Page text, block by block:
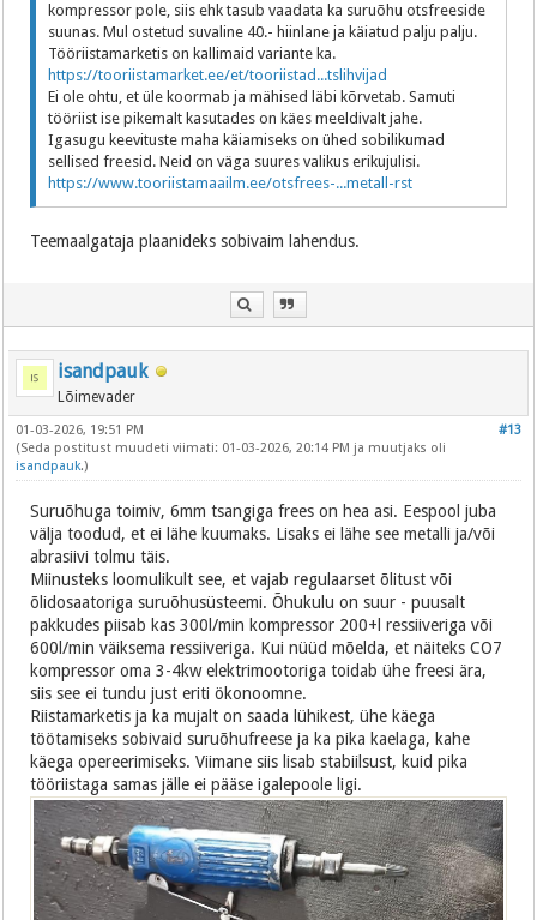
kompressor pole, siis ehk tasub vaadata ka suruõhu otsfreeside
suunas. Mul ostetud suvaline 40.- hiinlane ja käiatud palju palju.
Tööriistamarketis on kallimaid variante ka.
https://tooriistamarket.ee/et/tooriistad...tslihvijad
Ei ole ohtu, et üle koormab ja mähised läbi kõrvetab. Samuti
tööriist ise pikemalt kasutades on käes meeldivalt jahe.
Igasugu keevituste maha käiamiseks on ühed sobilikumad
sellised freesid. Neid on väga suures valikus erikujulisi.
https://www.tooriistamaailm.ee/otsfrees-...metall-rst
Teemaalgataja plaanideks sobivaim lahendus.
isandpauk
Lõimevader
#13
01-03-2026, 19:51 PM
(Seda postitust muudeti viimati: 01-03-2026, 20:14 PM ja muutjaks oli
isandpauk.)
Suruõhuga toimiv, 6mm tsangiga frees on hea asi. Eespool juba
välja toodud, et ei lähe kuumaks. Lisaks ei lähe see metalli ja/või
abrasiivi tolmu täis.
Miinusteks loomulikult see, et vajab regulaarset õlitust või
õlidosaatoriga suruõhusüsteemi. Õhukulu on suur - puusalt
pakkudes piisab kas 300l/min kompressor 200+l ressiiveriga või
600l/min väiksema ressiiveriga. Kui nüüd mõelda, et näiteks CO7
kompressor oma 3-4kw elektrimootoriga toidab ühe freesi ära,
siis see ei tundu just eriti ökonoomne.
Riistamarketis ja ka mujalt on saada lühikest, ühe käega
töötamiseks sobivaid suruõhufreese ja ka pika kaelaga, kahe
käega opereerimiseks. Viimane siis lisab stabiilsust, kuid pika
tööriistaga samas jälle ei pääse igalepoole ligi.